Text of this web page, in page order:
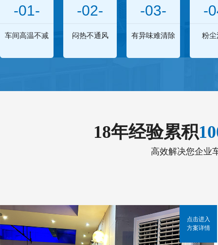
-01-
车间高温不减
-02-
闷热不通风
-03-
有异味难清除
-
粉尘
18年经验累积
高效解决您企业
点击进入
方案详情